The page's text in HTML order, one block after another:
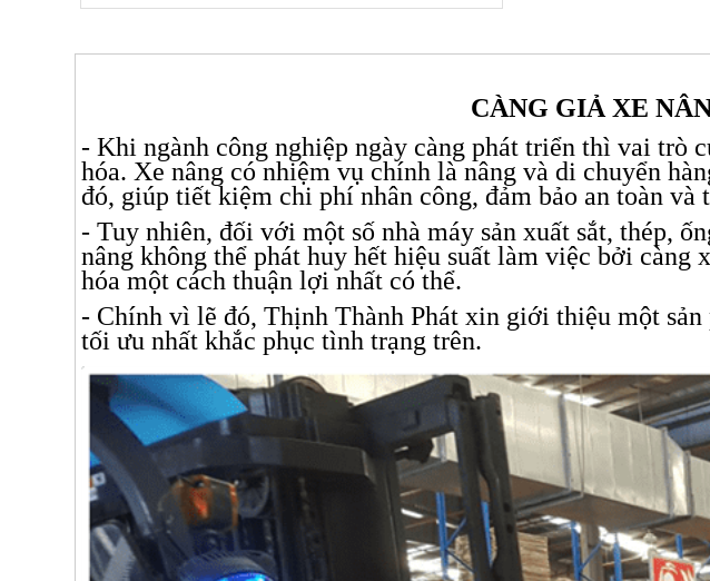
CÀNG GIẢ XE
- Khi ngành công nghiệp ngày càng phát triển thì vai trò
hóa. Xe nâng có nhiệm vụ chính là nâng và di chuyển
đó, giúp tiết kiệm chi phí nhân công, đảm bảo an toàn và
- Tuy nhiên, đối với một số nhà máy sản xuất sắt, thép,
nâng không thể phát huy hết hiệu suất làm việc bởi càng
hóa một cách thuận lợi nhất có thể.
- Chính vì lẽ đó, Thịnh Thành Phát xin giới thiệu một sản
tối ưu nhất khắc phục tình trạng trên.